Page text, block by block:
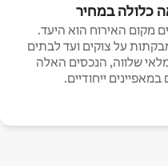
כלולה במחיר
מקום האירוח הוא היעד.
על צוקים ועד לבתים
שלווה, הנכסים האלה
ייחודיים.